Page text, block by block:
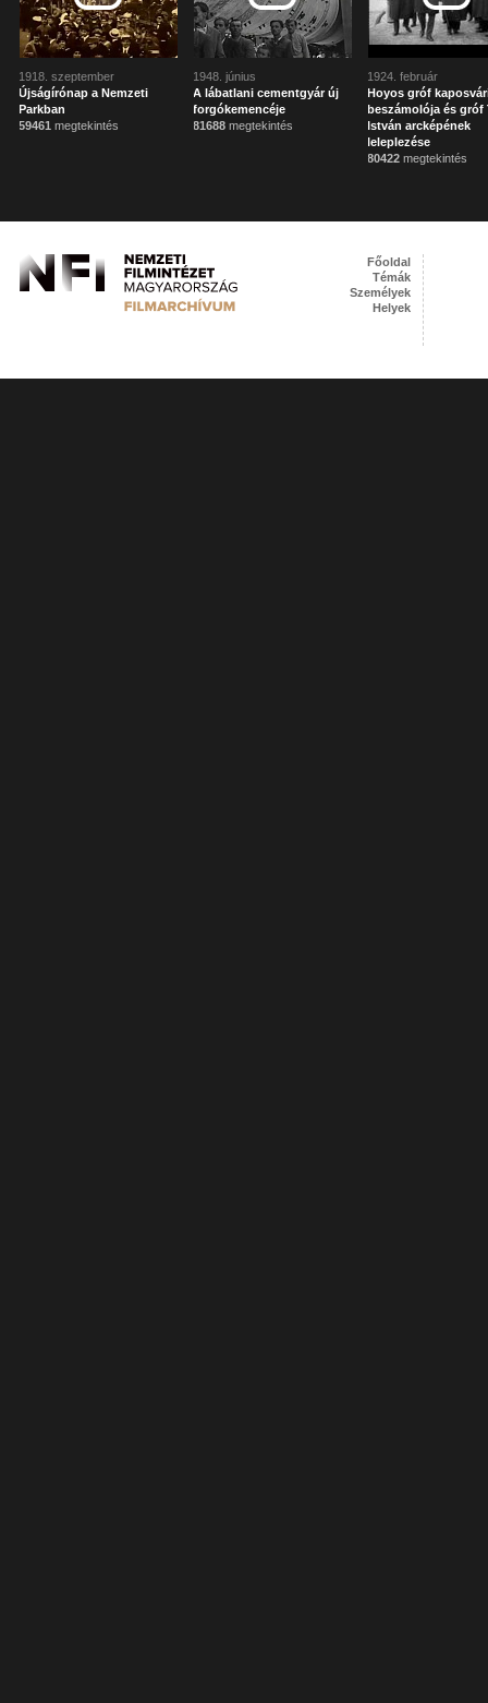
1918. szeptember
Újságírónap a Nemzeti
Parkban
59461 megtekintés
1948. június
A lábatlani cementgyár új
forgókemencéje
81688 megtekintés
1924. február
Hoyos gróf
beszámolója és gróf
István arcképének
leleplezése
80422 megtekintés
Főoldal
Témák
Személyek
Helyek